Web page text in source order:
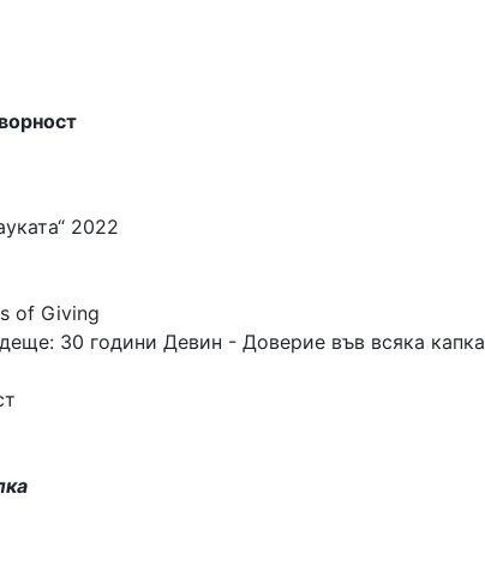
2022
of Giving
30 години Девин - Доверие във всяка капка